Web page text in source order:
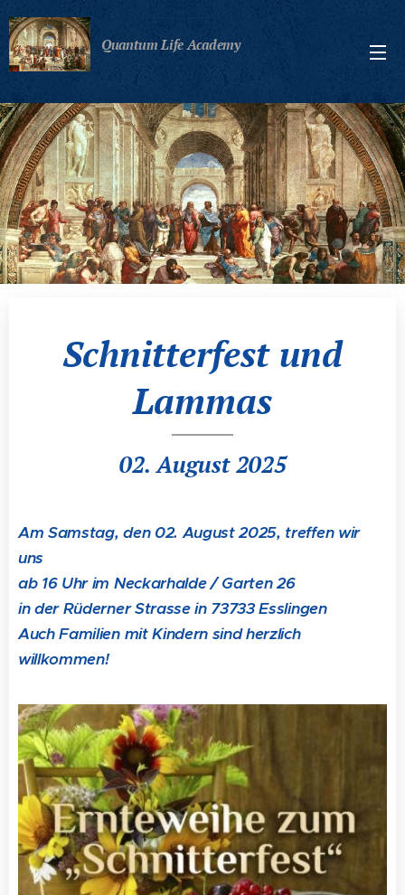
Quantum Life Academy
Schnitterfest und
Lammas
02. August 2025
Am Samstag, den 02. August 2025, treffen wir
uns
ab 16 Uhr im Neckarhalde / Garten 26
in der Rüderner Strasse in 73733 Esslingen
Auch Familien mit Kindern sind herzlich
willkommen!